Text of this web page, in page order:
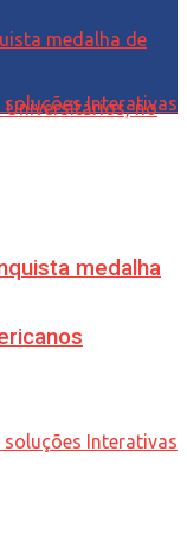
medalha
Interativas
Interativas